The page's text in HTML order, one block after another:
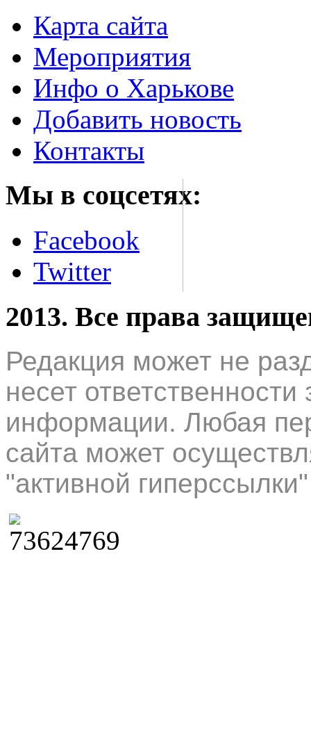
Карта сайта
Мероприятия
Инфо о Харькове
Добавить новость
Контакты
Мы в соцсетях:
Facebook
Twitter
2013. Все права
Редакция может не
несет
информации. Любая
сайта может
"активной